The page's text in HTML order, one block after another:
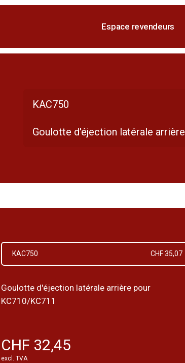
Espace revendeurs
KAC750
Goulotte d'éjection latérale arrière
KAC750 CHF 35,07
Goulotte d'éjection latérale arrière pour
KC710/KC711
CHF 32,45
excl. TVA